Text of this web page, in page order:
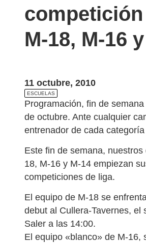
M-18, M-16
11 octubre, 2010
ESCUELAS
Programación, fin de
de octubre. Ante cualquier
entrenador de cada
Este fin de semana,
18, M-16 y M-14 empiezan
competiciones de liga.
El equipo de M-18 se
debut al Cullera-Tavernes, el
Saler a las 14:00.
El equipo «blanco» de M-16,